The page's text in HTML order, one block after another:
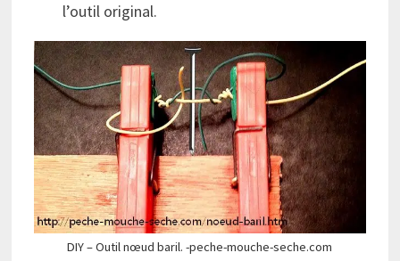
l’outil original.
DIY – Outil nœud baril. -peche-mouche-seche.com